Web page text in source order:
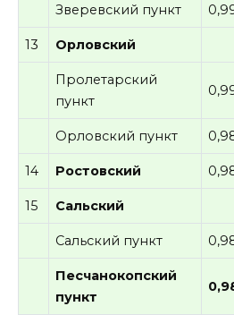
Зверевский пункт
13 Орловский
Пролетарский
пункт
Орловский пункт
14 Ростовский
15 Сальский
Сальский пункт
Песчанокопский
пункт